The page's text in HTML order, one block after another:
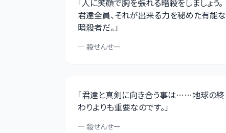
「人に笑顔で胸を張れる暗殺をしましょう。
君達全員、それが出来る力を秘めた有能な
暗殺者だ。」
— 殺せんせー
「君達と真剣に向き合う事は……地球の終
わりよりも重要なのです。」
— 殺せんせー